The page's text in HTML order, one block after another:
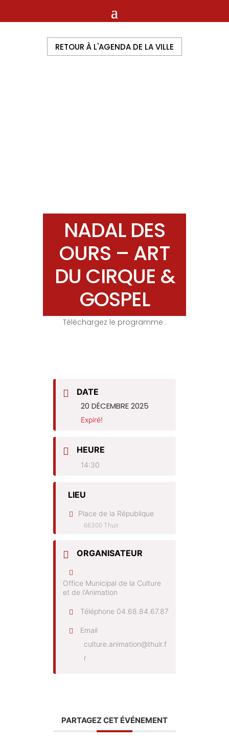
RETOUR À L'AGENDA DE LA VILLE
NADAL DES
OURS – ART
DU CIRQUE &
GOSPEL
Téléchargez le programme :
DATE
20 DÉCEMBRE 2025
Expiré!
HEURE
14:30
LIEU
Place de la République
66300 Thuir
ORGANISATEUR
Office Municipal de la Culture
et de l'Animation
Téléphone 04.68.84.67.87
Email
culture.animation@thuir.f
r
PARTAGEZ CET ÉVÉNEMENT